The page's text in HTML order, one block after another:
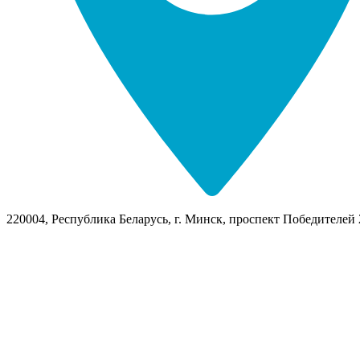
220004, Республика Беларусь, г. Минск, проспект Победителей